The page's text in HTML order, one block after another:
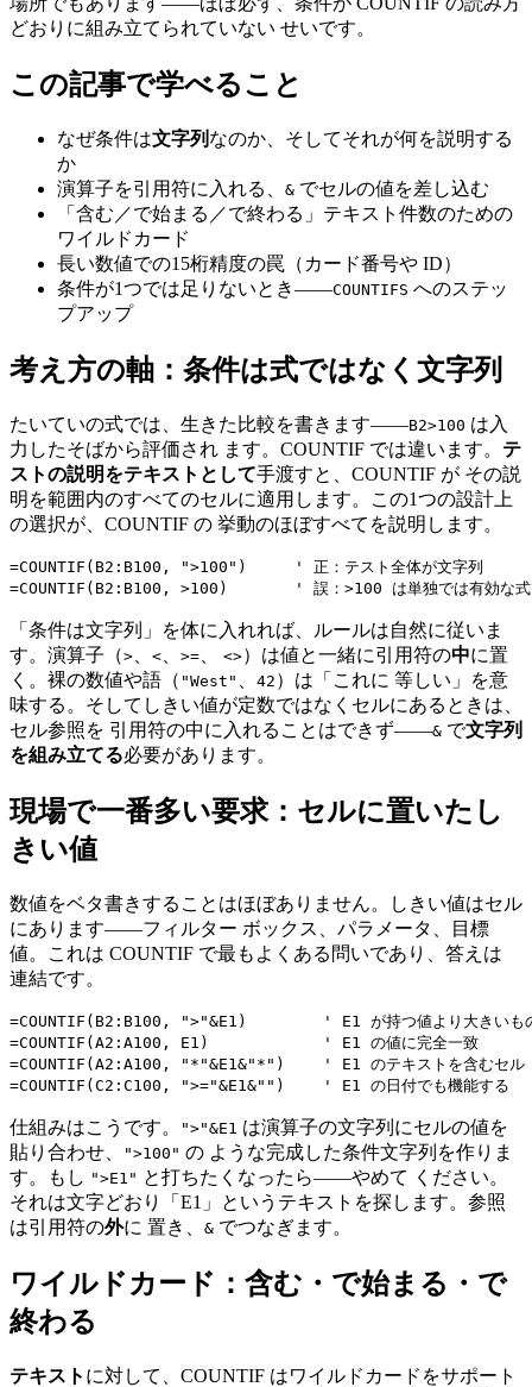
どおりに組み立てられていない せいです。
この記事で学べること
なぜ条件は文字列 なのか、そしてそれが何を説明する
か
演算子を引用符に入れる、 & でセルの値を差し込む
「含む／で始まる／で終わる」テキスト件数のための
ワイルドカード
長い数値での15桁精度の罠（カード番号や ID）
条件が1つでは足りないとき——COUNTIFS へのステッ
プアップ
考え方の軸：条件は式ではなく文字列
たいていの式では、生きた比較を書きます——B2>100 は入
力したそばから評価され ます。COUNTIF では違います。 テ
ストの説明をテキストとして手渡すと、COUNTIF が その説
明を範囲内のすべてのセルに適用します。この1つの設計上
の選択が、COUNTIF の 挙動のほぼすべてを説明します。
=COUNTIF(B2:B100, ">100")     ' 正：テスト全体が文字列
「条件は文字列」を体に入れれば、ルールは自然に従いま
す。演算子（> < >= <>）は値と一緒に引用符の中に置
く。裸の数値や語（ "West" 42 ）は「これに 等しい」を意
味する。そしてしきい値が定数ではなくセルにあるときは、
セル参照を 引用符の中に入れることはできず——& で文字列
を組み立てる必要があります。
現場で一番多い要求：セルに置いたし
きい値
数値をベタ書きすることはほぼありません。しきい値はセル
にあります——フィルター ボックス、パラメータ、目標
値。これは COUNTIF で最もよくある問いであり、答えは
連結です。
=COUNTIF(B2:B100, ">"&E1)        ' E1 が持つ値より大きいも
=COUNTIF(A2:A100, E1)            ' E1 の値に完全一致
=COUNTIF(A2:A100, "*"&E1&"*")    ' E1 のテキストを含むセル
仕組みはこうです。 ">"&E1 は演算子の文字列にセルの値を
貼り合わせ、
">100" の ような完成した条件文字列を作りま
す。もし ">E1" と打ちたくなったら——やめて ください。
それは文字どおり「E1」というテキストを探します。参照
は引用符の外に 置き、 & でつなぎます。
ワイルドカード：含む・で始まる・で
終わる
テキスト に対して、COUNTIF はワイルドカードをサポート